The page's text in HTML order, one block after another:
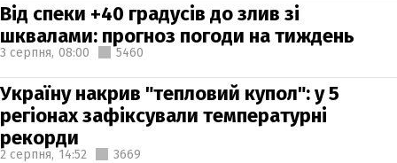
Від спеки +40 градусів до злив зі
шквалами: прогноз погоди на тиждень
3 серпня, 08:00 5460
Україну накрив "тепловий купол": у 5
регіонах зафіксували температурні
рекорди
2 серпня, 14:52 3669